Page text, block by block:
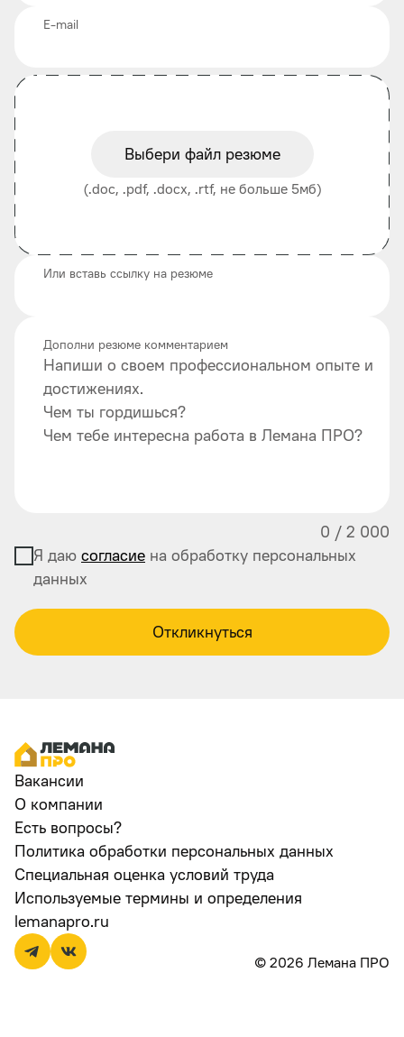
E-mail
Выбери файл резюме
(.doc, .pdf, .docx, .rtf, не больше 5мб)
Или вставь ссылку на резюме
Напиши о своем профессиональном опыте и
достижениях.
Чем ты гордишься?
Чем тебе интересна работа в Лемана ПРО?
Дополни резюме комментарием
0 / 2 000
Я даю согласие на обработку персональных
данных
Откликнуться
Вакансии
О компании
Есть вопросы?
Политика обработки персональных данных
Специальная оценка условий труда
Используемые термины и определения
lemanapro.ru
© 2026 Лемана ПРО